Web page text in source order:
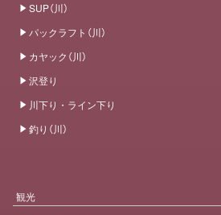
SUP（川）
パックラフト（川）
カヤック（川）
沢登り
川下り・ライン下り
釣り（川）
観光